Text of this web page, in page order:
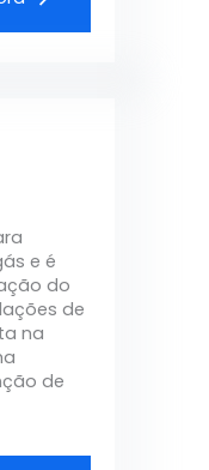
e é
do
de
na
de